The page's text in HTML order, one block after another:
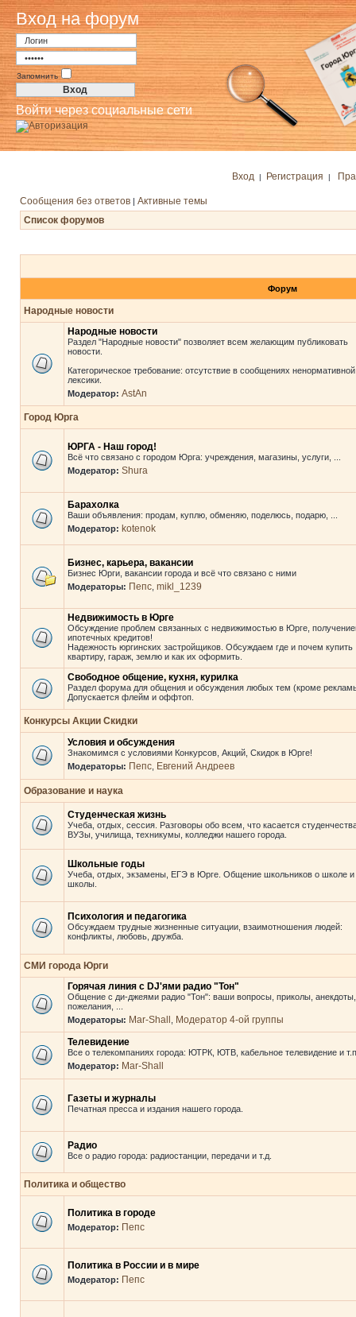
Вход на форум
Запомнить
Войти через социальные сети
Вход | Регистрация |
Сообщения без ответов | Активные темы
Список форумов
Форум
Народные новости
Народные новости
Раздел "Народные новости" позволяет всем желающим публиковать
новости.
Категорическое требование: отсутствие в сообщениях ненормативной
лексики.
Модератор: AstAn
Город Юрга
ЮРГА - Наш город!
Всё что связано с городом Юрга: учреждения, магазины, услуги, ...
Модератор: Shura
Барахолка
Ваши объявления: продам, куплю, обменяю, поделюсь, подарю, ...
Модератор: kotenok
Бизнес, карьера, вакансии
Бизнес Юрги, вакансии города и всё что связано с ними
Модераторы: Пепс mikl_1239
Недвижимость в Юрге
Обсуждение проблем связанных с недвижимостью в Юрге,
ипотечных кредитов!
Надежность юргинских застройщиков. Обсуждаем где и почем купить
квартиру, гараж, землю и как их оформить.
Свободное общение, кухня, курилка
Раздел форума для общения и обсуждения любых тем (кроме
Допускается флейм и оффтоп.
Конкурсы Акции Скидки
Условия и обсуждения
Знакомимся с условиями Конкурсов, Акций, Скидок в Юрге!
Модераторы: Пепс Евгений Андреев
Образование и наука
Студенческая жизнь
Учеба, отдых, сессия. Разговоры обо всем, что касается
ВУЗы, училища, техникумы, колледжи нашего города.
Школьные годы
Учеба, отдых, экзамены, ЕГЭ в Юрге. Общение школьников о школе и
школы.
Психология и педагогика
Обсуждаем трудные жизненные ситуации, взаимотношения людей:
конфликты, любовь, дружба.
СМИ города Юрги
Горячая линия с DJ'ями радио "Тон"
Общение с ди-джеями радио "Тон": ваши вопросы, приколы, анекдоты,
пожелания, ...
Модераторы: Mar-Shall
Модератор 4-ой группы
Телевидение
Все о телекомпаниях города: ЮТРК, ЮТВ, кабельное телевидение и
Модератор: Mar-Shall
Газеты и журналы
Печатная пресса и издания нашего города.
Радио
Все о радио города: радиостанции, передачи и т.д.
Политика и общество
Политика в городе
Модератор: Пепс
Политика в России и в мире
Модератор: Пепс